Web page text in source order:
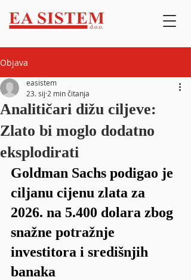
Objava
Analitičari dižu ciljeve:
Zlato bi moglo dodatno
eksplodirati
easistem
23. sij 2 min čitanja
Goldman Sachs podigao je
ciljanu cijenu zlata za
2026. na 5.400 dolara zbog
snažne potražnje
investitora i središnjih
banaka